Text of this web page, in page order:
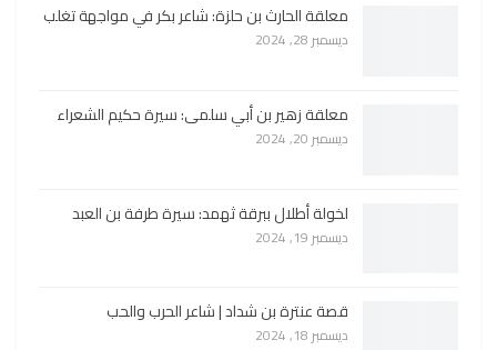
معلقة الحارث بن حلزة: شاعر بكر في مواجهة تغلب
ديسمبر 28, 2024
معلقة زهير بن أبي سلمى: سيرة حكيم الشعراء
ديسمبر 20, 2024
لخولة أطلال ببرقة ثهمد: سيرة طرفة بن العبد
ديسمبر 19, 2024
قصة عنترة بن شداد | شاعر الحرب والحب
ديسمبر 18, 2024